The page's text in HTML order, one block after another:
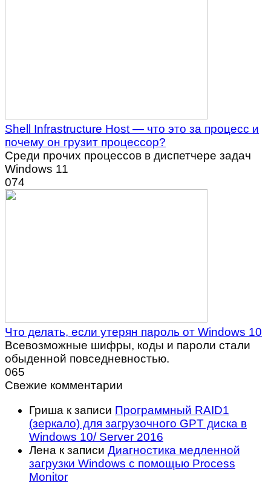
Shell Infrastructure Host — что это за процесс и
почему он грузит процессор?
Среди прочих процессов в диспетчере задач
Windows 11
074
Что делать, если утерян пароль от Windows 10
Всевозможные шифры, коды и пароли стали
обыденной повседневностью.
065
Свежие комментарии
Гриша к записи Программный RAID1
(зеркало) для загрузочного GPT диска в
Windows 10/ Server 2016
Лена к записи Диагностика медленной
загрузки Windows с помощью Process
Monitor